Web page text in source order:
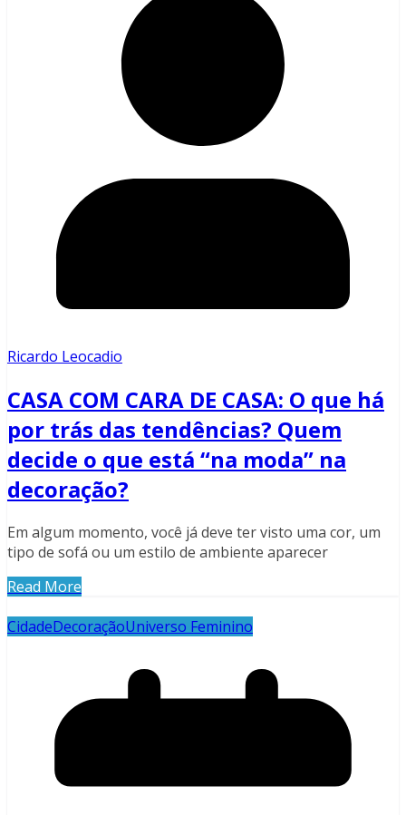
Ricardo Leocadio
CASA COM CARA DE CASA: O que há
por trás das tendências? Quem
decide o que está “na moda” na
decoração?
Em algum momento, você já deve ter visto uma cor, um
tipo de sofá ou um estilo de ambiente aparecer
Read More
CidadeDecoraçãoUniverso Feminino